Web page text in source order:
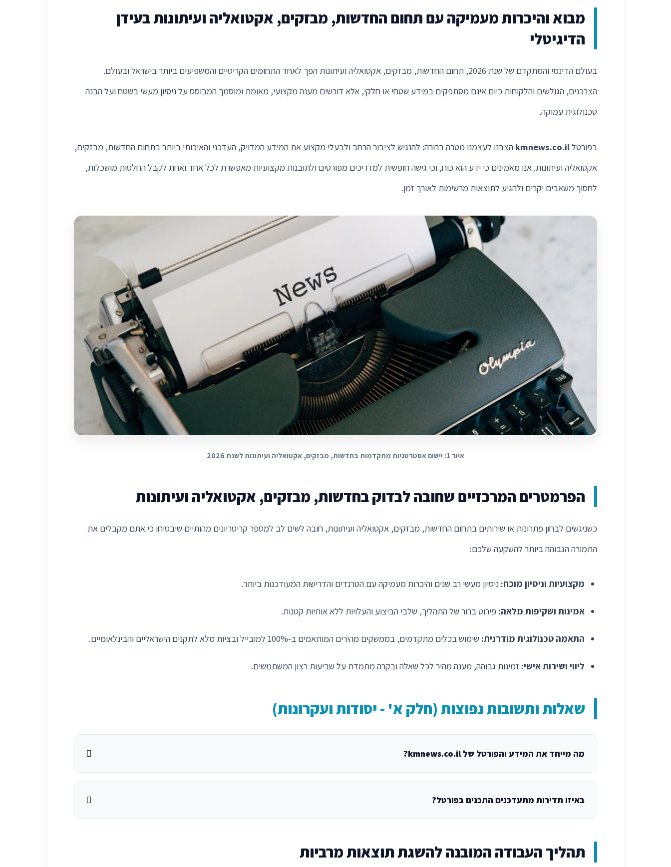
מבוא והיכרות מעמיקה עם תחום החדשות, מבזקים, אקטואליה ועיתונות בעידן
הדיגיטלי
בעולם הדינמי והמתקדם של שנת 2026, תחום החדשות, מבזקים, אקטואליה ועיתונות הפך לאחד התחומים הקריטיים והמשפיעים ביותר בישראל ובעולם.
הצרכנים, הגולשים והלקוחות כיום אינם מסתפקים במידע שטחי או חלקי, אלא דורשים מענה מקצועי, מאומת ומוסמך המבוסס על ניסיון מעשי בשטח ועל הבנה
טכנולוגית עמוקה.
בפורטלkmnews.co.il הצבנו לעצמנו מטרה ברורה: להנגיש לציבור הרחב ולבעלי מקצוע את המידע המדויק, העדכני והאיכותי ביותר בתחום החדשות, מבזקים,
אקטואליה ועיתונות. אנו מאמינים כי ידע הוא כוח, וכי גישה חופשית למדריכים מפורטים ולתובנות מקצועיות מאפשרת לכל אחד ואחת לקבל החלטות מושכלות,
לחסוך משאבים יקרים ולהגיע לתוצאות מרשימות לאורך זמן.
איור 1: יישום אסטרטגיות מתקדמות בחדשות, מבזקים, אקטואליה ועיתונות לשנת 2026
הפרמטרים המרכזיים שחובה לבדוק בחדשות, מבזקים, אקטואליה ועיתונות
כשניגשים לבחון פתרונות או שירותים בתחום החדשות, מבזקים, אקטואליה ועיתונות, חובה לשים לב למספר קריטריונים מהותיים שיבטיחו כי אתם מקבלים את
התמורה הגבוהה ביותר להשקעה שלכם:
מקצועיות וניסיון מוכח: ניסיון מעשי רב שנים והיכרות מעמיקה עם הטרנדים והדרישות המעודכנות ביותר.
אמינות ושקיפות מלאה: פירוט ברור של התהליך, שלבי הביצוע והעלויות ללא אותיות קטנות.
התאמה טכנולוגית מודרנית: שימוש בכלים מתקדמים, בממשקים מהירים המותאמים ב-100% למובייל ובציות מלא לתקנים הישראליים והבינלאומיים.
ליווי ושירות אישי: זמינות גבוהה, מענה מהיר לכל שאלה ובקרה מתמדת על שביעות רצון המשתמשים.
שאלות ותשובות נפוצות (חלק א' - יסודות ועקרונות)
מה מייחד את המידע והפורטל של kmnews.co.il?
באיזו תדירות מתעדכנים התכנים בפורטל?
תהליך העבודה המובנה להשגת תוצאות מרביות